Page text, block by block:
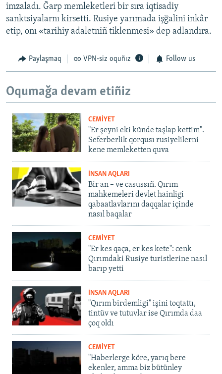
imzaladı. Ğarp memleketleri bir sıra iqtisadiy
sanktsiyalarnı kirsetti. Rusiye yarımada işğalini inkâr
etip, onı «tarihiy adaletniñ tiklenmesi» dep adlandıra.
Paylaşmaq VPN-siz oquñız Follow us
Oqumağa devam etiñiz
CEMİYET
"Er şeyni eki künde taşlap kettim".
Seferberlik qorqusı rusiyelilerni
kene memleketten quva
İNSAN AQLARI
Bir an – ve casussıñ. Qırım
mahkemeleri devlet hainligi
qabaatlavlarını daqqalar içinde
nasıl baqalar
CEMİYET
"Er kes qaça, er kes kete": cenk
Qırımdaki Rusiye turistlerine nasıl
barıp yetti
İNSAN AQLARI
"Qırım birdemligi" işini toqtattı,
tintüv ve tutuvlar ise Qırımda daa
çoq oldı
CEMİYET
"Haberlerge köre, yarıq bere
ekenler, amma biz bütünley